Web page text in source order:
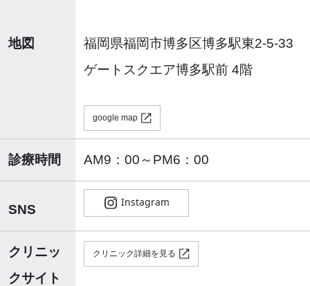
地図
福岡県福岡市博多区博多駅東2-5-33
ゲートスクエア博多駅前 4階
google map
診療時間 AM9：00～PM6：00
SNS
クリニッ
クサイト
クリニック詳細を見る